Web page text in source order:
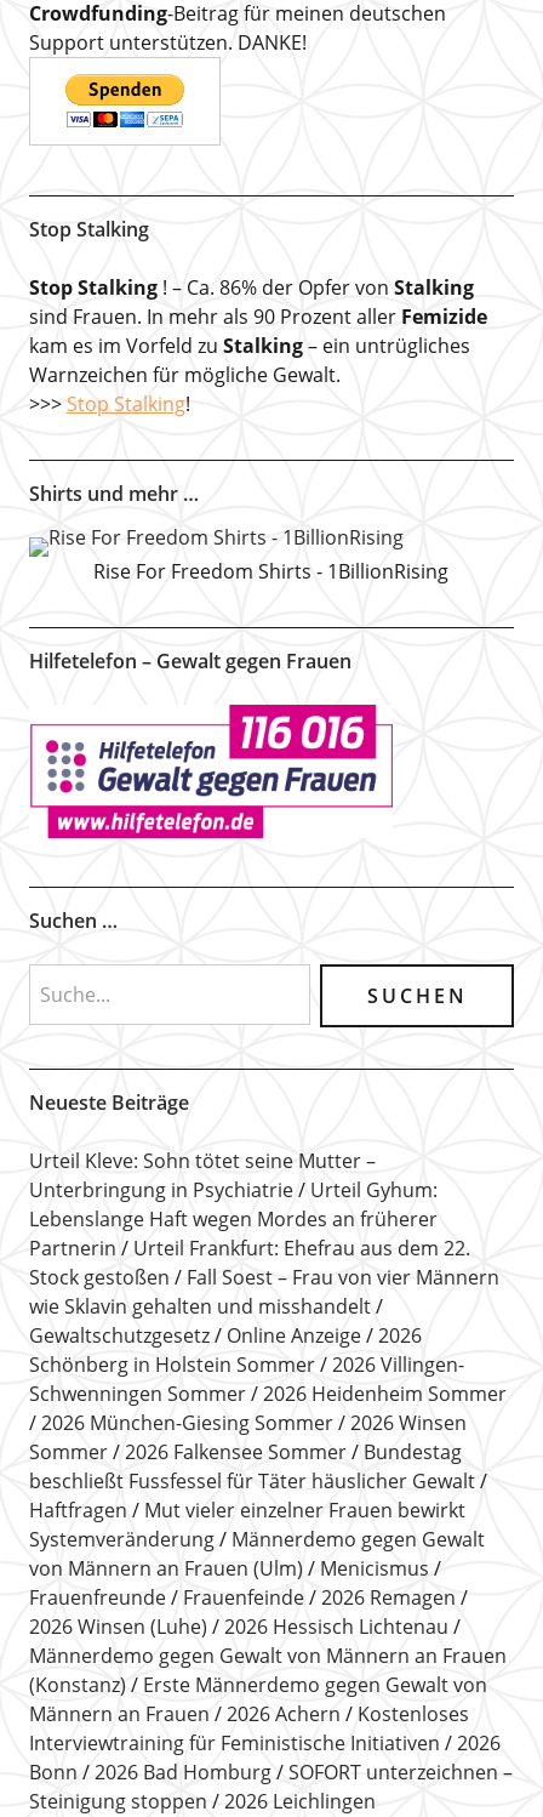
Crowdfunding-Beitrag für meinen deutschen
Support unterstützen. DANKE!
Stop Stalking
Stop Stalking! – Ca. 86% der Opfer von Stalking
sind Frauen. In mehr als 90 Prozent aller Femizide
kam es im Vorfeld zu Stalking– ein untrügliches
Warnzeichen für mögliche Gewalt.
>>> Stop Stalking!
Shirts und mehr …
Rise For Freedom Shirts - 1BillionRising
Hilfetelefon – Gewalt gegen Frauen
Suchen …
Neueste Beiträge
Urteil Kleve: Sohn tötet seine Mutter –
Unterbringung in Psychiatrie
Urteil Gyhum:
Lebenslange Haft wegen Mordes an früherer
Partnerin
Urteil Frankfurt: Ehefrau aus dem 22.
Stock gestoßen
Fall Soest – Frau von vier Männern
wie Sklavin gehalten und misshandelt
Gewaltschutzgesetz
Online Anzeige
2026
Schönberg in Holstein Sommer
2026 Villingen-
Schwenningen Sommer
2026 Heidenheim Sommer
2026 München-Giesing Sommer
2026 Winsen
Sommer
2026 Falkensee Sommer
Bundestag
beschließt Fussfessel für Täter häuslicher Gewalt
Haftfragen
Mut vieler einzelner Frauen bewirkt
Systemveränderung
Männerdemo gegen Gewalt
von Männern an Frauen (Ulm)
Menicismus
Frauenfreunde
Frauenfeinde
2026 Remagen
2026 Winsen (Luhe)
2026 Hessisch Lichtenau
Männerdemo gegen Gewalt von Männern an Frauen
(Konstanz)
Erste Männerdemo gegen Gewalt von
Männern an Frauen
2026 Achern
Kostenloses
Interviewtraining für Feministische Initiativen
2026
Bonn
2026 Bad Homburg
SOFORT unterzeichnen –
Steinigung stoppen
2026 Leichlingen